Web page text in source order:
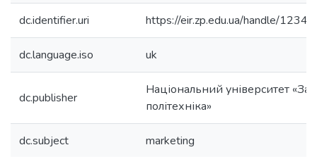
dc.identifier.uri https://eir.zp.edu.ua/handle/
dc.language.iso uk
dc.publisher
Національний університет
політехніка»
dc.subject marketing